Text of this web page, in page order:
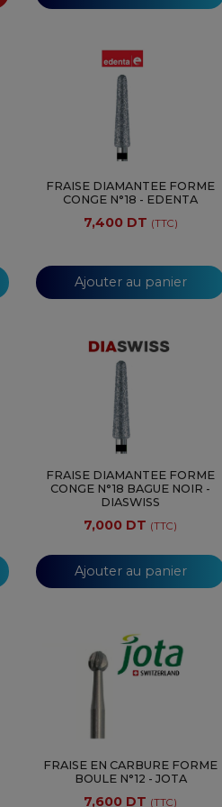
FRAISE DIAMANTEE FORME
CONGE N°18 - EDENTA
7,400 DT (TTC)
Ajouter au panier
FRAISE DIAMANTEE FORME
CONGE N°18 BAGUE NOIR -
DIASWISS
7,000 DT (TTC)
Ajouter au panier
FRAISE EN CARBURE FORME
BOULE N°12 - JOTA
7,600 DT (TTC)